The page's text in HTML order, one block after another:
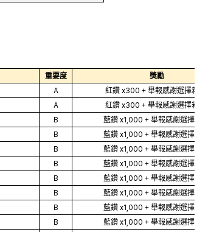
重要度
獎勵
A
紅鑽 x300 + 舉報感謝選擇箱
A
紅鑽 x300 + 舉報感謝選擇箱
B
藍鑽 x1,000 + 舉報感謝選擇箱
B
藍鑽 x1,000 + 舉報感謝選擇箱
B
藍鑽 x1,000 + 舉報感謝選擇箱
B
藍鑽 x1,000 + 舉報感謝選擇箱
B
藍鑽 x1,000 + 舉報感謝選擇箱
B
藍鑽 x1,000 + 舉報感謝選擇箱
B
藍鑽 x1,000 + 舉報感謝選擇箱
B
藍鑽 x1,000 + 舉報感謝選擇箱